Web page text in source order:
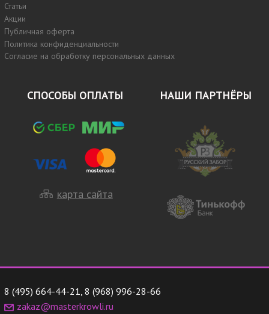
Статьи
Акции
Публичная оферта
Политика конфиденциальности
Согласие на обработку персональных данных
СПОСОБЫ ОПЛАТЫ
карта сайта
НАШИ ПАРТНЁРЫ
8 (495) 664-44-21, 8 (968) 996-28-66
zakaz@masterkrowli.ru